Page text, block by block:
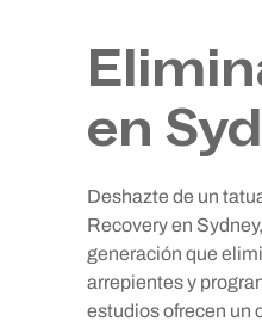
en
Deshazte de un
Recovery en
generación que
arrepientes y
estudios ofrecen un